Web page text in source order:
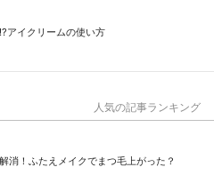
アイクリームの使い方
人気の記事ランキング
消！ふたえメイクでまつ毛上がった？